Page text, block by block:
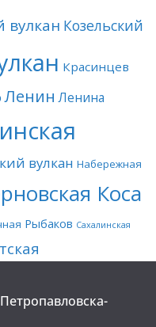
вулкан Козельский
Красинцев
Ленин Ленина
вулкан Набережная
Коса
Рыбаков Сахалинская